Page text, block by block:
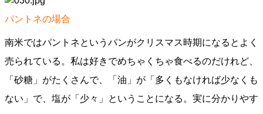
パントネの場合
南米ではパントネというパンがクリスマス時期になるとよく
売られている。私は好きでめちゃくちゃ食べるのだけれど、
「砂糖」がたくさんで、「油」が「多くもなければ少なくも
ない」で、塩が「少々」ということになる。実に分かりやす